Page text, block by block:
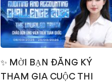
✨ MỜI BẠN ĐĂNG KÝ
THAM GIA CUỘC THI